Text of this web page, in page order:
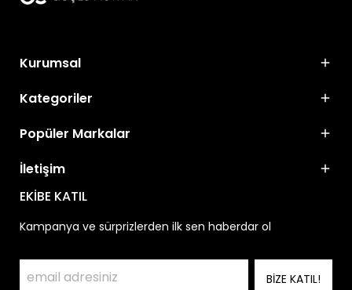
Kurumsal
Kategoriler
Popüler Markalar
İletişim
EKİBE KATIL
Kampanya ve sürprizlerden ilk sen haberdar ol
BİZE KATIL!